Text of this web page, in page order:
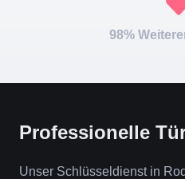
98%
Professionelle
Unser Schlüsseldienst in